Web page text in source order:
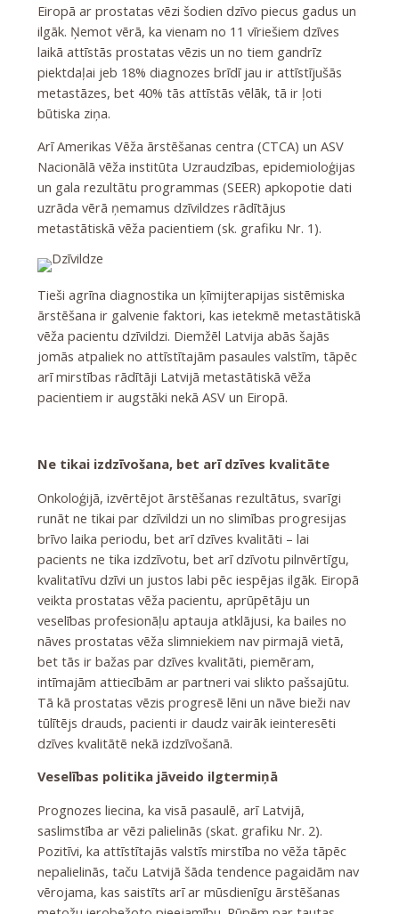
Eiropā ar prostatas vēzi šodien dzīvo piecus gadus un
ilgāk. Ņemot vērā, ka vienam no 11 vīriešiem dzīves
laikā attīstās prostatas vēzis un no tiem gandrīz
piektdaļai jeb 18% diagnozes brīdī jau ir attīstījušās
metastāzes, bet 40% tās attīstās vēlāk, tā ir ļoti
būtiska ziņa.
Arī Amerikas Vēža ārstēšanas centra (CTCA) un ASV
Nacionālā vēža institūta Uzraudzības, epidemioloģijas
un gala rezultātu programmas (SEER) apkopotie dati
uzrāda vērā ņemamus dzīvildzes rādītājus
metastātiskā vēža pacientiem (sk. grafiku Nr. 1).
Tieši agrīna diagnostika un ķīmijterapijas sistēmiska
ārstēšana ir galvenie faktori, kas ietekmē metastātiskā
vēža pacientu dzīvildzi. Diemžēl Latvija abās šajās
jomās atpaliek no attīstītajām pasaules valstīm, tāpēc
arī mirstības rādītāji Latvijā metastātiskā vēža
pacientiem ir augstāki nekā ASV un Eiropā.
Ne tikai izdzīvošana, bet arī dzīves kvalitāte
Onkoloģijā, izvērtējot ārstēšanas rezultātus, svarīgi
runāt ne tikai par dzīvildzi un no slimības progresijas
brīvo laika periodu, bet arī dzīves kvalitāti – lai
pacients ne tika izdzīvotu, bet arī dzīvotu pilnvērtīgu,
kvalitatīvu dzīvi un justos labi pēc iespējas ilgāk. Eiropā
veikta prostatas vēža pacientu, aprūpētāju un
veselības profesionāļu aptauja atklājusi, ka bailes no
nāves prostatas vēža slimniekiem nav pirmajā vietā,
bet tās ir bažas par dzīves kvalitāti, piemēram,
intīmajām attiecībām ar partneri vai slikto pašsajūtu.
Tā kā prostatas vēzis progresē lēni un nāve bieži nav
tūlītējs drauds, pacienti ir daudz vairāk ieinteresēti
dzīves kvalitātē nekā izdzīvošanā.
Veselības politika jāveido ilgtermiņā
Prognozes liecina, ka visā pasaulē, arī Latvijā,
saslimstība ar vēzi palielinās (skat. grafiku Nr. 2).
Pozitīvi, ka attīstītajās valstīs mirstība no vēža tāpēc
nepalielinās, taču Latvijā šāda tendence pagaidām nav
vērojama, kas saistīts arī ar mūsdienīgu ārstēšanas